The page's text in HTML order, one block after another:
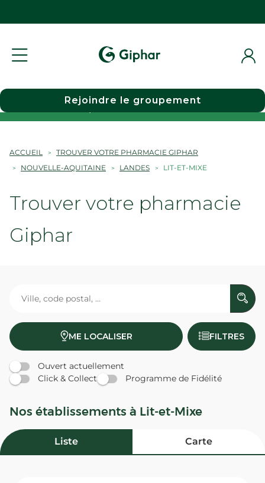
Choisir une pharmacie
Rejoindre le groupement
ACCUEIL
TROUVER VOTRE PHARMACIE GIPHAR
NOUVELLE-AQUITAINE
LANDES LIT-ET-MIXE
Trouver votre pharmacie
Giphar
ME LOCALISER FILTRES
Ouvert actuellement
Click & Collect
Programme de Fidélité
Nos établissements à Lit-et-Mixe
Liste Carte